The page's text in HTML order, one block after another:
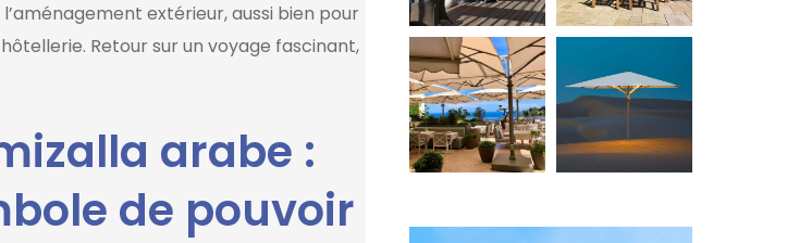
extérieur, aussi bien pour
Retour sur un voyage fascinant,
arabe :
de pouvoir